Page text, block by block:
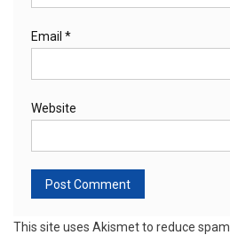
Email *
Website
This site uses Akismet to reduce spam.